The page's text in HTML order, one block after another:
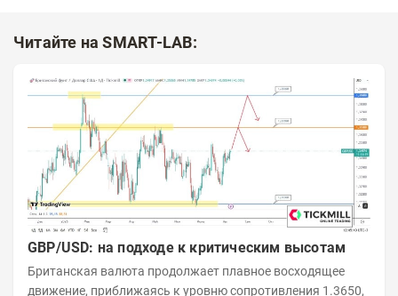
Читайте на SMART-LAB:
GBP/USD: на подходе к критическим высотам
Британская валюта продолжает плавное восходящее
движение, приближаясь к уровню сопротивления 1.3650,